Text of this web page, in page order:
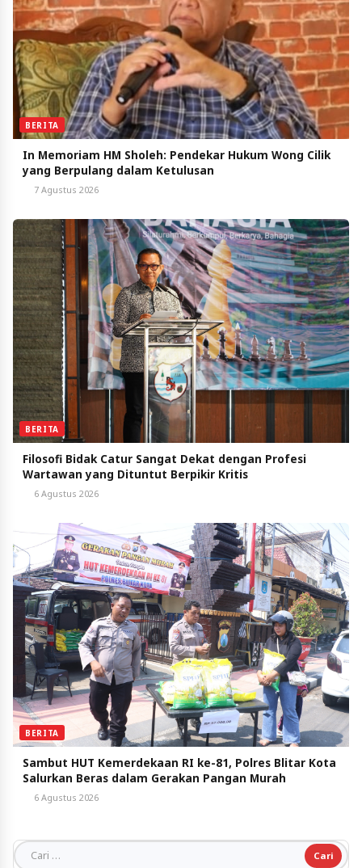
BERITA
In Memoriam HM Sholeh: Pendekar Hukum Wong Cilik
yang Berpulang dalam Ketulusan
7 Agustus 2026
BERITA
Filosofi Bidak Catur Sangat Dekat dengan Profesi
Wartawan yang Dituntut Berpikir Kritis
6 Agustus 2026
BERITA
Sambut HUT Kemerdekaan RI ke-81, Polres Blitar Kota
Salurkan Beras dalam Gerakan Pangan Murah
6 Agustus 2026
Cari untuk: